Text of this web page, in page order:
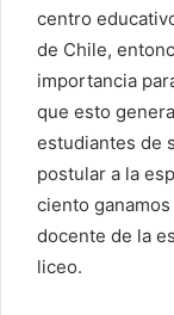
centro
de Chile,
importancia
que esto
estudiantes de
postular a la
ciento ganamos
docente de la
liceo.